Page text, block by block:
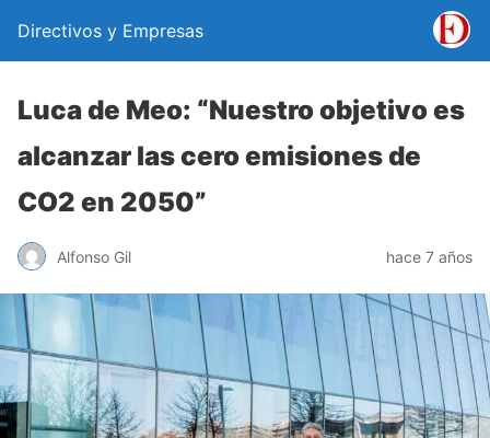
Directivos y Empresas
Luca de Meo: “Nuestro objetivo es
alcanzar las cero emisiones de
CO2 en 2050”
Alfonso Gil hace 7 años